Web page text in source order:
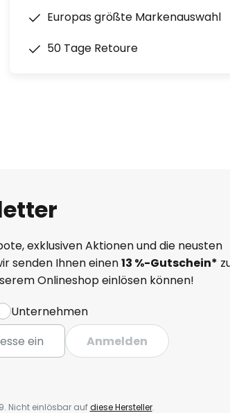
Europas größte Markenauswahl
50 Tage Retoure
exklusiven Aktionen und die neusten
senden Ihnen einen13 %-Gutschein*
Onlineshop einlösen können!
Unternehmen
Anmelden
Nicht einlösbar aufdiese Hersteller.